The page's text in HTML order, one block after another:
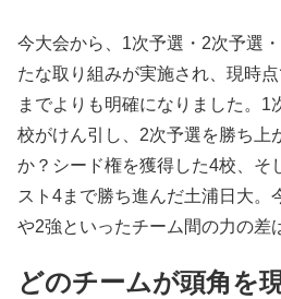
今大会から、1次予選・2次予選
たな取り組みが実施され、現時
までよりも明確になりました。1
校がけん引し、2次予選を勝ち上
か？シード権を獲得した4校、そ
スト4まで勝ち進んだ土浦日大。
や2強といったチーム間の力の差
どのチームが頭角を